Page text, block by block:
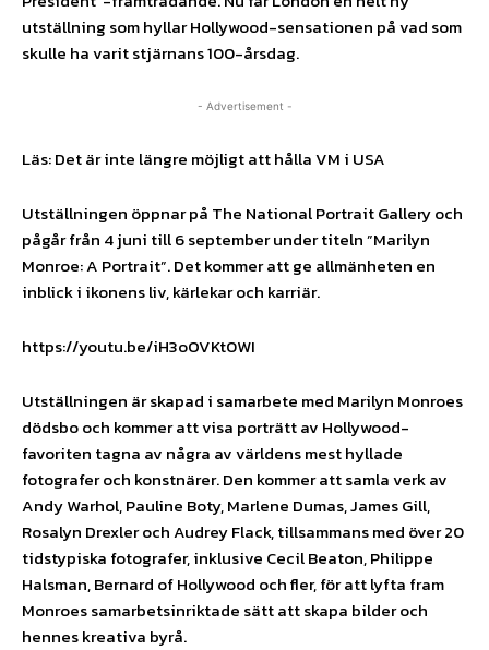
utställning som hyllar Hollywood-sensationen på vad som
skulle ha varit stjärnans 100-årsdag.
- Advertisement -
Läs: Det är inte längre möjligt att hålla VM i USA
Utställningen öppnar på The National Portrait Gallery och
pågår från 4 juni till 6 september under titeln ”Marilyn
Monroe: A Portrait”. Det kommer att ge allmänheten en
inblick i ikonens liv, kärlekar och karriär.
https://youtu.be/iH3oOVKt0WI
Utställningen är skapad i samarbete med Marilyn Monroes
dödsbo och kommer att visa porträtt av Hollywood-
favoriten tagna av några av världens mest hyllade
fotografer och konstnärer. Den kommer att samla verk av
Andy Warhol, Pauline Boty, Marlene Dumas, James Gill,
Rosalyn Drexler och Audrey Flack, tillsammans med över 20
tidstypiska fotografer, inklusive Cecil Beaton, Philippe
Halsman, Bernard of Hollywood och fler, för att lyfta fram
Monroes samarbetsinriktade sätt att skapa bilder och
hennes kreativa byrå.